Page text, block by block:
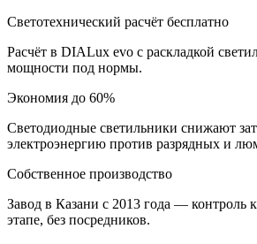
Светотехнический расчёт бесплатно
Расчёт в DIALux evo с раскладкой
мощности под нормы.
Экономия до 60%
Светодиодные светильники снижают
электроэнергию против разрядных и
Собственное производство
Завод в Казани с 2013 года — контроль
этапе, без посредников.